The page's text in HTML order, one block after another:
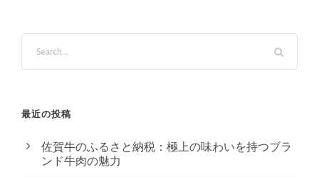
最近の投稿
佐賀牛のふるさと納税：極上の味わいを持つブラ
ンド牛肉の魅力